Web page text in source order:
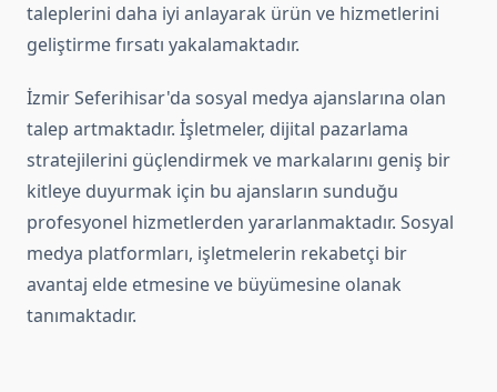
taleplerini daha iyi anlayarak ürün ve hizmetlerini
geliştirme fırsatı yakalamaktadır.
İzmir Seferihisar'da sosyal medya ajanslarına olan
talep artmaktadır. İşletmeler, dijital pazarlama
stratejilerini güçlendirmek ve markalarını geniş bir
kitleye duyurmak için bu ajansların sunduğu
profesyonel hizmetlerden yararlanmaktadır. Sosyal
medya platformları, işletmelerin rekabetçi bir
avantaj elde etmesine ve büyümesine olanak
tanımaktadır.